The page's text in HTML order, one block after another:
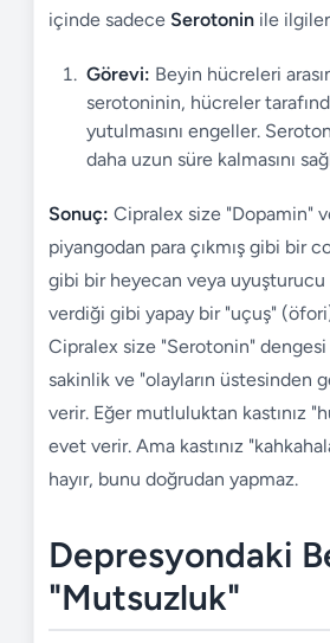
içinde sadece Serotonin ile
Görevi: Beyin hücreleri
serotoninin, hücreler
yutulmasını engeller.
daha uzun süre kalmasını
Sonuç: Cipralex size "Dopamin"
piyangodan para çıkmış gibi bir
gibi bir heyecan veya
verdiği gibi yapay bir "uçuş"
Cipralex size "Serotonin" dengesi
sakinlik ve "olayların üstesinden
verir. Eğer mutluluktan kastınız
evet verir. Ama kastınız
hayır, bunu doğrudan yapmaz.
Depresyondaki
"Mutsuzluk"